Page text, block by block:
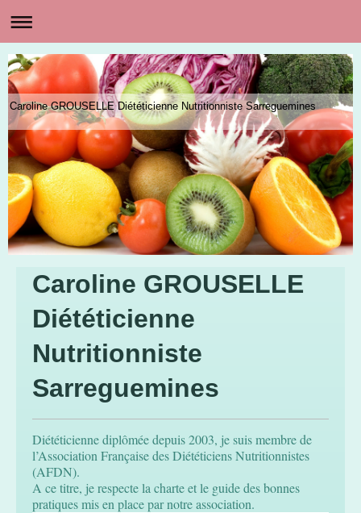
Caroline GROUSELLE Diététicienne Nutritionniste Sarreguemines
Caroline GROUSELLE
Diététicienne
Nutritionniste
Sarreguemines
Diététicienne diplômée depuis 2003, je suis membre de
l’Association Française des Diététiciens Nutritionnistes
(AFDN).
A ce titre, je respecte la charte et le guide des bonnes
pratiques mis en place par notre association.